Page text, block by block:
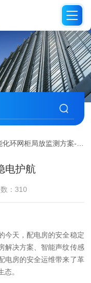
环网柜局放监测方案-稳电护航
电护航
：310
今天，配电房的安全稳定
解决方案、智能声纹传感
电房的安全运维带来了革
。